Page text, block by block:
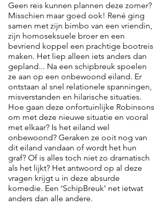
Geen reis kunnen plannen deze zomer?
Misschien maar goed ook! René ging
samen met zijn bimbo van een vriendin,
zijn homoseksuele broer en een
bevriend koppel een prachtige bootreis
maken. Het liep alleen iets anders dan
gepland... Na een schipbreuk spoelen
ze aan op een onbewoond eiland. Er
ontstaan al snel relationele spanningen,
misverstanden en hilarische situaties.
Hoe gaan deze onfortuinlijke Robinsons
om met deze nieuwe situatie en vooral
met elkaar? Is het eiland wel
onbewoond? Geraken ze ooit nog van
dit eiland vandaan of wordt het hun
graf? Of is alles toch niet zo dramatisch
als het lijkt? Het antwoord op al deze
vragen krijgt u in deze absurde
komedie. Een ‘SchipBreuk’ net ietwat
anders dan alle andere.